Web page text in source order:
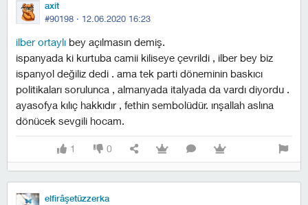
axit
#90198 · 12.06.2020 16:23
i̇lber ortaylı bey açılmasın demiş.
i̇spanyada ki kurtuba camii kiliseye çevrildi , ilber bey biz
ispanyol değiliz dedi . ama tek parti döneminin baskıcı
politikaları sorulunca , almanyada italyada da vardı diyordu .
ayasofya kılıç hakkıdır , fethin sembolüdür. inşallah aslına
dönücek sevgili hocam.
1 0
elfirâşetüzzerka